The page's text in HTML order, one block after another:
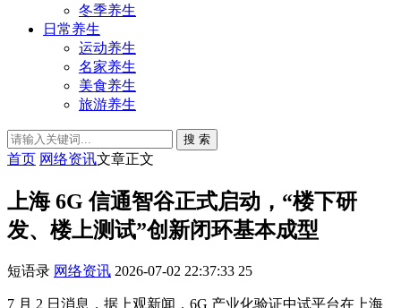
冬季养生
日常养生
运动养生
名家养生
美食养生
旅游养生
搜 索
首页 网络资讯文章正文
上海 6G 信通智谷正式启动，“楼下研
发、楼上测试”创新闭环基本成型
短语录 网络资讯 2026-07-02 22:37:33 25
7 月 2 日消息，据上观新闻，6G 产业化验证中试平台在上海